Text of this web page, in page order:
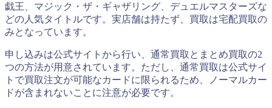
戯王、マジック・ザ・ギャザリング、デュエルマスターズな
どの人気タイトルです。実店舗は持たず、買取は宅配買取の
みとなっています。
申し込みは公式サイトから行い、通常買取とまとめ買取の2
つの方法が用意されています。ただし、通常買取は公式サイ
トで買取注文が可能なカードに限られるため、ノーマルカー
ドが含まれないことに注意が必要です。